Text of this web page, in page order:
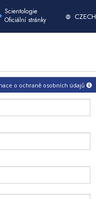
Scientologie
Oficiální stránky
CZECH
o ochraně osobních údajů